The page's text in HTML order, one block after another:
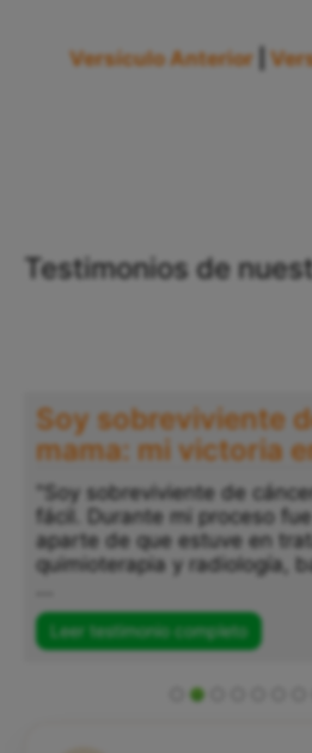
Versículo Anterior
Testimonios de
Soy sobreviviente
mama: mi victoria
"Soy sobreviviente de
fácil. Durante mi proceso
aparte de que estuve en
quimioterapia y radiología,
Leer testimonio completo